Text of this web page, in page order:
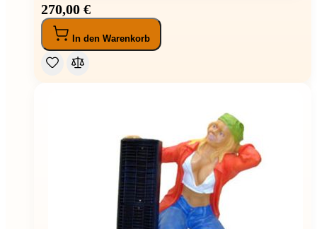
270,00 €
In den Warenkorb